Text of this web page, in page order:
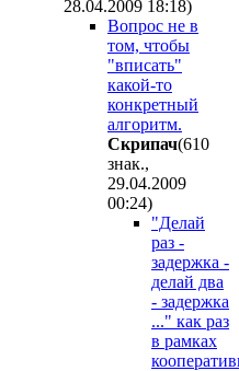
28.04.2009 18:18)
Вопрос не в
том, чтобы
"вписать"
какой-то
конкретный
алгоритм.
Скрипач(610
знак.,
29.04.2009
00:24)
"Делай
раз -
задержка -
делай два
- задержка
..." как раз
в рамках